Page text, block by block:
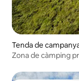
Tenda de
Zona de càmping